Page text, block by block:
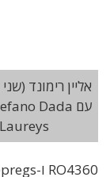
אליין רימונד
Laureys מחברת Rogers